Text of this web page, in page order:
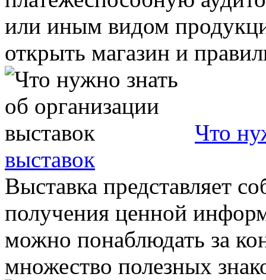
или иным видом
открыть магазин и
Что
выставок
Выставка представляет
получения ценной
можно понаблюдать за
множество полезных